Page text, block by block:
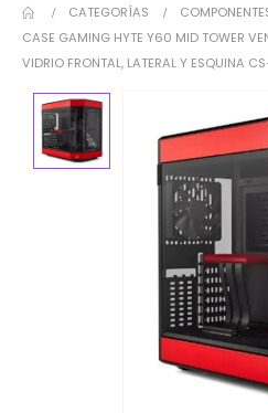
CATEGORÍAS
CASE GAMING HYTE Y60 MID TOWER
VIDRIO FRONTAL, LATERAL Y ESQUINA